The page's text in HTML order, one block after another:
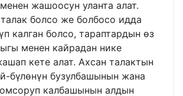
жашоосун уланта алат.
болсо же болбосо идда
калган болсо, тараптардын өз
менен кайрадан нике
кете алат. Ахсан талактын
бүлөнүн бузулбашынын жана
калбашынын алдын